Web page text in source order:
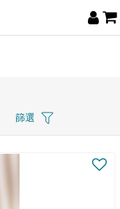
篩選